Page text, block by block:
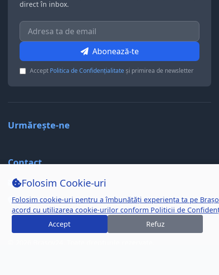
direct în inbox.
Abonează-te
Accept Politica de Confidențialitateși primirea de newsletter
Urmărește-ne
Contact
hello@brasov24.com
Brașov, Romania
Folosim Cookie-uri
Folosim cookie-uri pentru a îmbunătăți experiența ta pe
acord cu utilizarea cookie-urilor conform Politicii de
Accept
Refuz